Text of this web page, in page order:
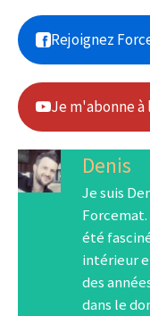
Rejoignez
Je m'abonne à
Denis
Je suis
été
intérieur
des
dans le